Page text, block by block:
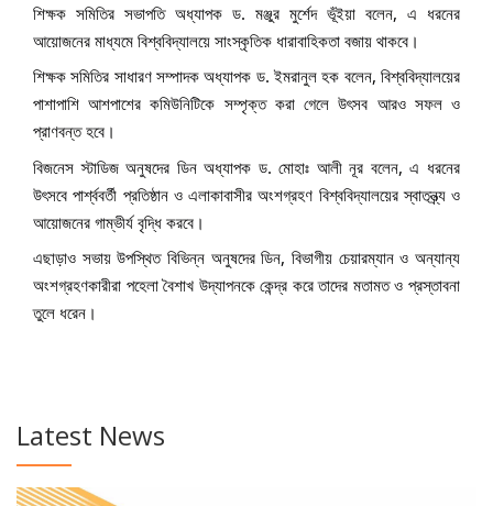
শিক্ষক সমিতির সভাপতি অধ্যাপক ড. মঞ্জুর মুর্শেদ ভূঁইয়া বলেন, এ ধরনের
আয়োজনের মাধ্যমে বিশ্ববিদ্যালয়ে সাংস্কৃতিক ধারাবাহিকতা বজায় থাকবে।
শিক্ষক সমিতির সাধারণ সম্পাদক অধ্যাপক ড. ইমরানুল হক বলেন, বিশ্ববিদ্যালয়ের
পাশাপাশি আশপাশের কমিউনিটিকে সম্পৃক্ত করা গেলে উৎসব আরও সফল ও
প্রাণবন্ত হবে।
বিজনেস স্টাডিজ অনুষদের ডিন অধ্যাপক ড. মোহাঃ আলী নূর বলেন, এ ধরনের
উৎসবে পার্শ্ববর্তী প্রতিষ্ঠান ও এলাকাবাসীর অংশগ্রহণ বিশ্ববিদ্যালয়ের স্বাতন্ত্র্য ও
আয়োজনের গাম্ভীর্য বৃদ্ধি করবে।
এছাড়াও সভায় উপস্থিত বিভিন্ন অনুষদের ডিন, বিভাগীয় চেয়ারম্যান ও অন্যান্য
অংশগ্রহণকারীরা পহেলা বৈশাখ উদ্‌যাপনকে কেন্দ্র করে তাদের মতামত ও প্রস্তাবনা
তুলে ধরেন।
Latest News